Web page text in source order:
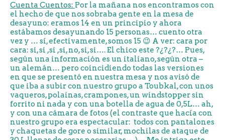
Cuenta Cuentos: Por la mañana nos encontramos con
el hecho de que nos sobraba gente en la mesa de
desayuno: eramos 14 en un principio y ahora
estábamos desayunando 15 personas… cuento otra
vez y … sí, efectivamente, somos 15 😉 A ver: cara por
cara: si, si ,si ,si, no, si, si…. El chico este ?¿?¿?… Pues,
según una información es un italiano, según otra –
un alemán… pero coincidiendo todas las versiones
en que se presentó en nuestra mesa y nos avisó de
que iba a subir con nuestro grupo a Toubkal, con unos
vaqueros, polainas, crampones, un windstopper sin
forrito ni nada y con una botella de agua de 0,5L… ah,
y con una cámara de fotos (el contraste que hacía con
nuestro grupo era espectacular: todos con pantalones
y chaquetas de gore o similar, mochilas de ataque de